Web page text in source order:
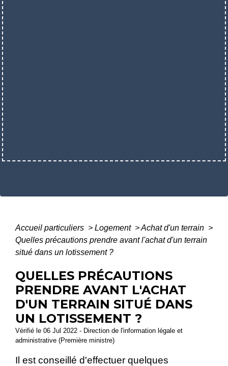
Accueil particuliers > Logement >Achat d'un terrain >
Quelles précautions prendre avant l'achat d'un terrain
situé dans un lotissement ?
QUELLES PRÉCAUTIONS
PRENDRE AVANT L'ACHAT
D'UN TERRAIN SITUÉ DANS
UN LOTISSEMENT ?
Vérifié le 06 Jul 2022 - Direction de l'information légale et
administrative (Première ministre)
Il est conseillé d'effectuer quelques